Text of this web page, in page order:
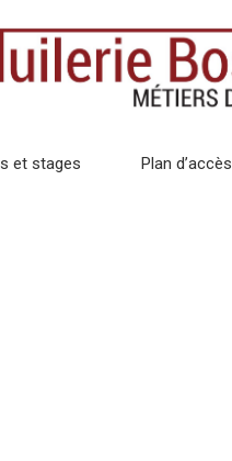
et stages Plan d’accès